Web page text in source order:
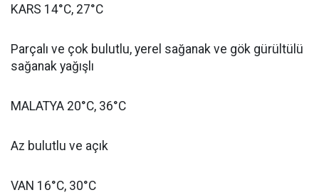
KARS 14°C, 27°C
Parçalı ve çok bulutlu, yerel sağanak ve gök gürültülü
sağanak yağışlı
MALATYA 20°C, 36°C
Az bulutlu ve açık
VAN 16°C, 30°C